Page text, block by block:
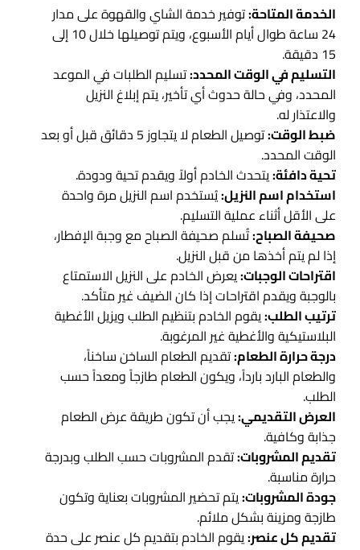
الخدمة المتاحة:توفير خدمة الشاي والقهوة على مدار
24 ساعة طوال أيام الأسبوع، ويتم توصيلها خلال 10 إلى
15 دقيقة.
التسليم في الوقت المحدد:تسليم الطلبات في الموعد
المحدد، وفي حالة حدوث أي تأخير، يتم إبلاغ النزيل
والاعتذار له.
ضبط الوقت:
توصيل الطعام لا يتجاوز 5 دقائق قبل أو بعد
الوقت المحدد.
تحية دافئة:يتحدث الخادم أولاً ويقدم تحية ودودة.
استخدام اسم النزيل:يُستخدم اسم النزيل مرة واحدة
على الأقل أثناء عملية التسليم.
صحيفة الصباح:تُسلم صحيفة الصباح مع وجبة الإفطار،
إذا لم يتم أخذها من قبل النزيل.
اقتراحات الوجبات:يعرض الخادم على النزيل الاستمتاع
بالوجبة ويقدم اقتراحات إذا كان الضيف غير متأكد.
ترتيب الطلب:يقوم الخادم بتنظيم الطلب ويزيل الأغطية
البلاستيكية والأغطية غير المرغوبة.
درجة حرارة الطعام:تقديم الطعام الساخن ساخناً،
والطعام البارد بارداً، ويكون الطعام طازجاً ومعداً حسب
الطلب.
العرض التقديمي:يجب أن تكون طريقة عرض الطعام
جذابة وكافية.
تقديم المشروبات:تقدم المشروبات حسب الطلب وبدرجة
حرارة مناسبة.
جودة المشروبات:يتم تحضير المشروبات بعناية وتكون
طازجة ومزينة بشكل ملائم.
تقديم كل عنصر:يقوم الخادم بتقديم كل عنصر على حدة